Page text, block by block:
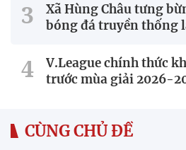
Xã Hùng Châu tưng
bóng đá truyền thống
V.League chính thức
trước mùa giải 2026-
CÙNG CHỦ ĐỀ